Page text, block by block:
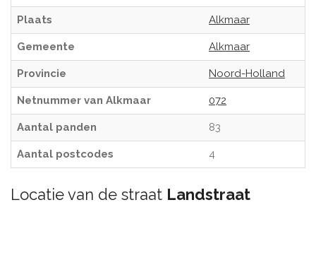
Plaats Alkmaar
Gemeente Alkmaar
Provincie Noord-Holland
Netnummer van Alkmaar 072
Aantal panden 83
Aantal postcodes 4
Locatie van de straat Landstraat